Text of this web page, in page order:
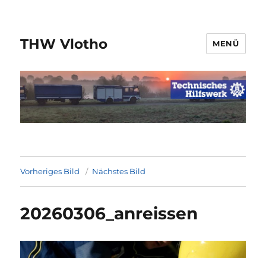
THW Vlotho MENÜ
Vorheriges Bild Nächstes Bild
20260306_anreissen